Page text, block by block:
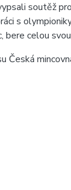
soutěž
s
bere celou